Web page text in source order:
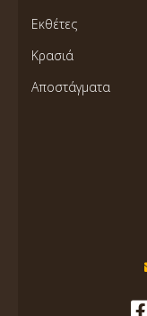
Εκθέτες
Κρασιά
Αποστάγματα